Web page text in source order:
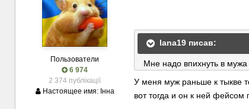
Пользователи
6 974
2 374 публікації
Настоящее имя: Інна
lana19 писав:
Мне надо впихнуть в
У меня муж раньше к тыкве
вот тогда и он к ней фейсом